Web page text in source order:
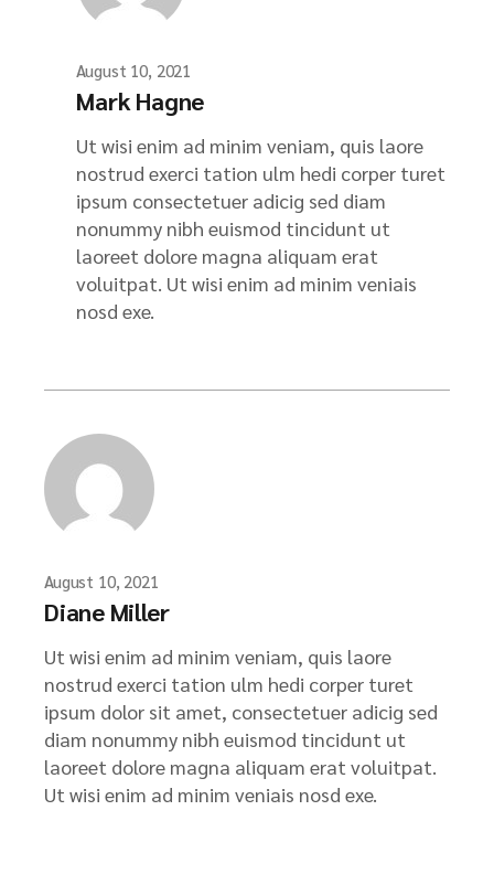
August 10, 2021
Mark Hagne
Ut wisi enim ad minim veniam, quis laore
nostrud exerci tation ulm hedi corper turet
ipsum consectetuer adicig sed diam
nonummy nibh euismod tincidunt ut
laoreet dolore magna aliquam erat
voluitpat. Ut wisi enim ad minim veniais
nosd exe.
August 10, 2021
Diane Miller
Ut wisi enim ad minim veniam, quis laore
nostrud exerci tation ulm hedi corper turet
ipsum dolor sit amet, consectetuer adicig sed
diam nonummy nibh euismod tincidunt ut
laoreet dolore magna aliquam erat voluitpat.
Ut wisi enim ad minim veniais nosd exe.